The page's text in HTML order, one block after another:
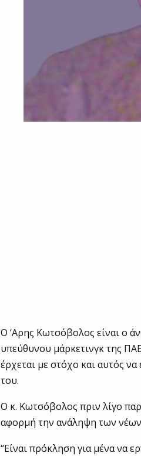
Ο ‘Αρης Κωτσόβολος είναι ο
υπεύθυνου μάρκετινγκ της
έρχεται με στόχο και αυτός
του.
Ο κ. Κωτσόβολος πριν λίγο
αφορμή την ανάληψη των
“Είναι πρόκληση για μένα να